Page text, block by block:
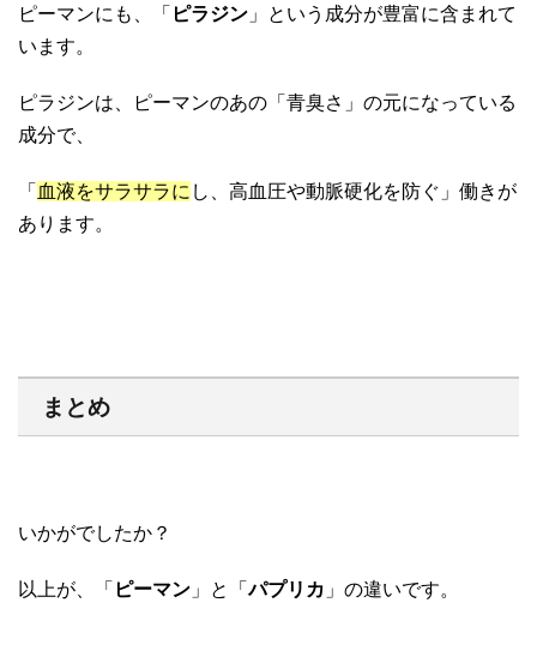
ピーマンにも、「 ピラジン 」という成分が豊富に含まれて
います。
ピラジンは、ピーマンのあの「青臭さ」の元になっている
成分で、
「 血液をサラサラに し、高血圧や動脈硬化を防ぐ」働きが
あります。
まとめ
いかがでしたか？
以上が、「 ピーマン 」と「パプリカ 」の違いです。